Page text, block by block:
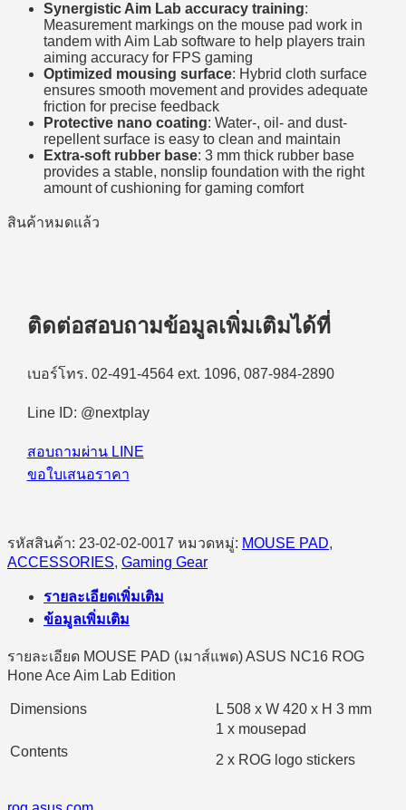
Synergistic Aim Lab accuracy training:
Measurement markings on the mouse pad work in
tandem with Aim Lab software to help players train
aiming accuracy for FPS gaming
Optimized mousing surface: Hybrid cloth surface
ensures smooth movement and provides adequate
friction for precise feedback
Protective nano coating: Water-, oil- and dust-
repellent surface is easy to clean and maintain
Extra-soft rubber base: 3 mm thick rubber base
provides a stable, nonslip foundation with the right
amount of cushioning for gaming comfort
สินค้าหมดแล้ว
ติดต่อสอบถามข้อมูลเพิ่มเติมได้ที่
เบอร์โทร. 02-491-4564 ext. 1096, 087-984-2890
Line ID: @nextplay
สอบถามผ่าน LINE
ขอใบเสนอราคา
รหัสสินค้า: 23-02-02-0017 หมวดหมู่: MOUSE PAD,
ACCESSORIES, Gaming Gear
รายละเอียดเพิ่มเติม
ข้อมูลเพิ่มเติม
รายละเอียด MOUSE PAD (เมาส์แพด) ASUS NC16 ROG
Hone Ace Aim Lab Edition
Dimensions L 508 x W 420 x H 3 mm
Contents
1 x mousepad
2 x ROG logo stickers